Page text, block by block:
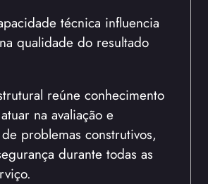
técnica influencia
qualidade do resultado
reúne conhecimento
na avaliação e
problemas construtivos,
durante todas as